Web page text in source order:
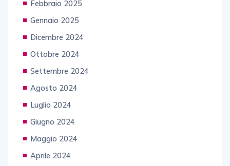
Febbraio 2025
Gennaio 2025
Dicembre 2024
Ottobre 2024
Settembre 2024
Agosto 2024
Luglio 2024
Giugno 2024
Maggio 2024
Aprile 2024